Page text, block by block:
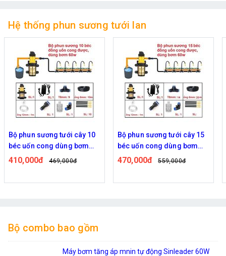
Hệ thống phun sương tưới lan
Bộ phun sương tưới cây 10
béc uốn cong dùng bơm
60w
410,000đ 469,000đ
Bộ phun sương tưới cây 15
béc uốn cong dùng bơm
60w
470,000đ 559,000đ
Bộ combo bao gồm
Máy bơm tăng áp mnin tự động Sinleader 60W